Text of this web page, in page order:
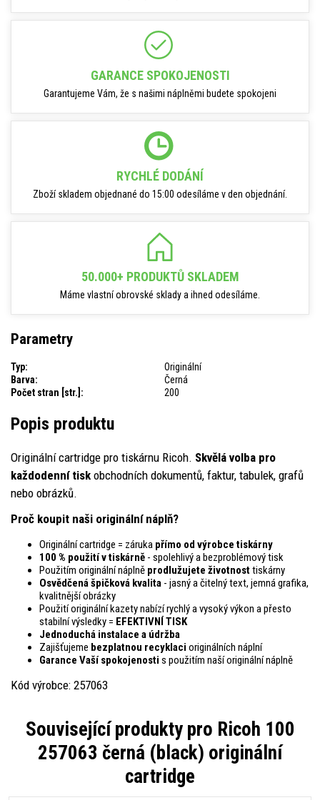
GARANCE SPOKOJENOSTI
Garantujeme Vám, že s našimi náplněmi budete spokojeni
RYCHLÉ DODÁNÍ
Zboží skladem objednané do 15:00 odesíláme v den objednání.
50.000+ PRODUKTŮ SKLADEM
Máme vlastní obrovské sklady a ihned odesíláme.
Parametry
Typ:
Originální
Barva:
Černá
Počet stran [str.]:
200
Popis produktu
Originální cartridge pro tiskárnu Ricoh. Skvělá volba pro
každodenní tisk obchodních dokumentů, faktur, tabulek, grafů
nebo obrázků.
Proč koupit naši originální náplň?
Originální cartridge = záruka přímo od výrobce tiskárny
100 % použití v tiskárně - spolehlivý a bezproblémový tisk
Použitím originální náplně prodlužujete životnosttiskárny
Osvědčená špičková kvalita - jasný a čitelný text, jemná grafika,
kvalitnější obrázky
Použití originální kazety nabízí rychlý a vysoký výkon a přesto
stabilní výsledky = EFEKTIVNÍ TISK
Jednoduchá instalace a údržba
Zajišťujeme bezplatnou recyklaci originálních náplní
Garance Vaší spokojenosti s použitím naší originální náplně
Kód výrobce: 257063
Související produkty pro Ricoh 100
257063 černá (black) originální
cartridge